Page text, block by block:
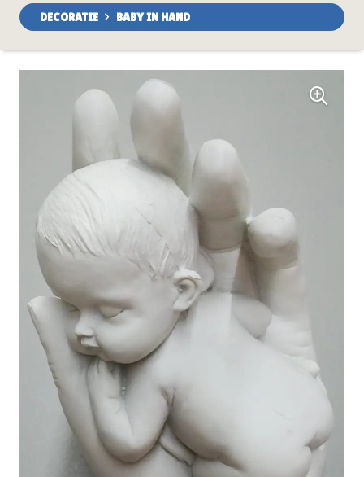
DECORATIE BABY IN HAND